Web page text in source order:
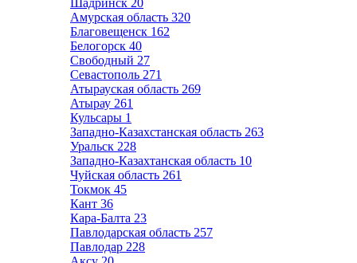
Шадринск 20
Амурская область 320
Благовещенск 162
Белогорск 40
Свободный 27
Севастополь 271
Атырауская область 269
Атырау 261
Кульсары 1
Западно-Казахстанская область 263
Уральск 228
Западно-Казахтанская область 10
Чуйская область 261
Токмок 45
Кант 36
Кара-Балта 23
Павлодарская область 257
Павлодар 228